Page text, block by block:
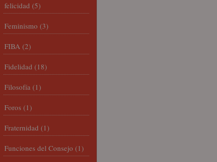
felicidad (5)
Feminismo (3)
FIBA (2)
Fidelidad (18)
Filosofía (1)
Foros (1)
Fraternidad (1)
Funciones del Consejo (1)